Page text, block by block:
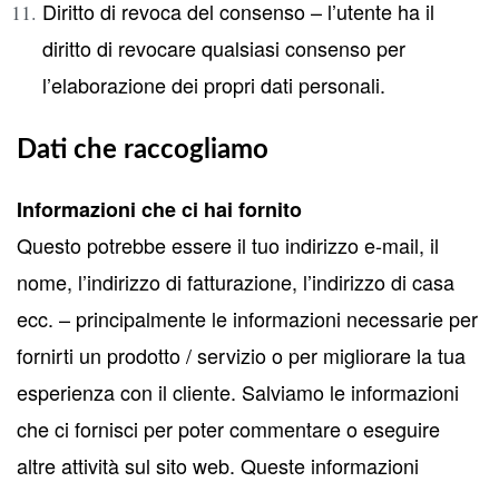
Diritto di revoca del consenso – l’utente ha il
diritto di revocare qualsiasi consenso per
l’elaborazione dei propri dati personali.
Dati che raccogliamo
Informazioni che ci hai fornito
Questo potrebbe essere il tuo indirizzo e-mail, il
nome, l’indirizzo di fatturazione, l’indirizzo di casa
ecc. – principalmente le informazioni necessarie per
fornirti un prodotto / servizio o per migliorare la tua
esperienza con il cliente. Salviamo le informazioni
che ci fornisci per poter commentare o eseguire
altre attività sul sito web. Queste informazioni